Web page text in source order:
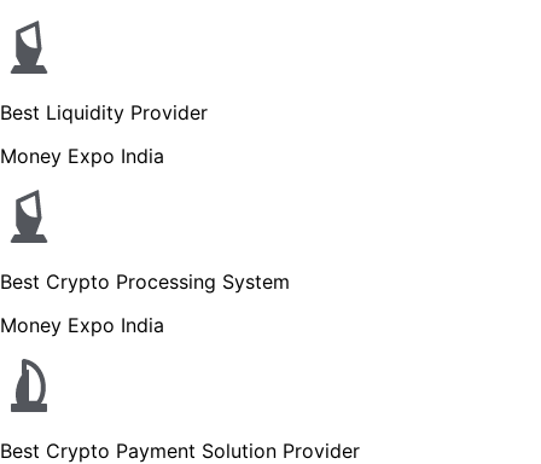
Best Liquidity Provider
Money Expo India
Best Crypto Processing System
Money Expo India
Best Crypto Payment Solution Provider